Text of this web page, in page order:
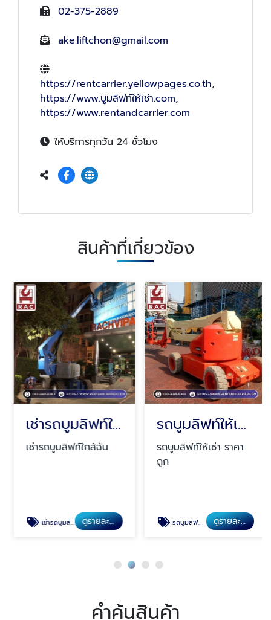
02-375-2889
ake.liftchon@gmail.com
https://rentcarrier.yellowpages.co.th,
https://www.บูมลิฟท์ให้เช่า.com,
https://www.rentandcarrier.com
ให้บริการทุกวัน 24 ชั่วโมง
สินค้าที่เกี่ยวข้อง
เช่ารถบูมลิฟท์ใกล้ฉัน
เช่ารถบูมลิฟท์ใกล้ฉัน
เช่ารถบูมลิฟท์ใกล้ฉัน ดูรายละเอียด
รถบูมลิฟท์ให้เช่า ราคาถูก
รถบูมลิฟท์ให้เช่า ราคา
ถูก
รถบูมลิฟท์ให้เช่า ราคาถูก ดูรายละเอียด
คำค้นสินค้า